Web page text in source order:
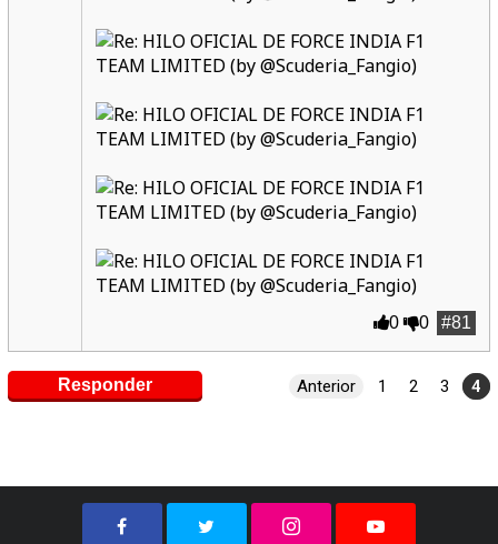
#81
0 0
Responder Anterior 1 2 3 4